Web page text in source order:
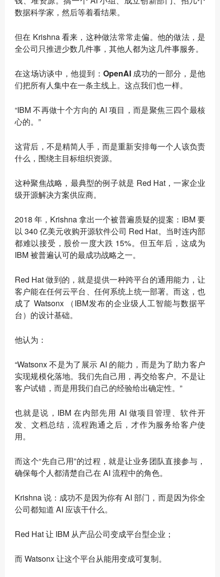
数据科学家，然后等着看结果。
但在 Krishna 看来，这种做法常常走偏。他的做法，是
全公司只推进少数几件事，其他人都为这几件事服务。
在这场访谈中，他提到 ：OpenAI 成功的一部分，是他
们把所有人集中在一条主线上。这点我们也一样。
“IBM 不再做十个方向的 AI 项目，而是聚焦三四个最核
心的。”
这背后，不是精简人手，而是重新安排每一个人该负责
什么，围绕主目标组织资源。
这种聚焦战略，最典型的例子就是 Red Hat，一家企业
级开源解决方案供应商。
2018 年，Krishna 拿出一个被普遍质疑的提案：IBM 要
以 340 亿美元收购开源软件公司 Red Hat。当时连内部
都难以接受，股价一度大跌 15%。但五年后，这成为
IBM 被普遍认可的最成功战略之一。
Red Hat 做到的，就是提供一种跨平台的通用能力，让
客户能在任何云平台、任何系统上统一部署。而这，也
成了 Watsonx （IBM发布的企业级人工智能与数据平
台）的设计基础。
他认为：
“Watsonx 不是为了展示 AI 的能力，而是为了助力客户
实现规模化落地。我们先自己用，再交给客户。不是让
客户试错，而是用我们自己的经验给出确定性。”
也就是说，IBM 在内部先用 AI 做项目管理、软件开
发、文档总结，流程跑通之后，才作为服务给客户使
用。
而这个“先自己用”的过程，就是让业务团队直接参与，
确保每个人都清楚自己在 AI 流程中的角色。
Krishna 说：成功不是因为你有 AI 部门，而是因为你全
公司都知道 AI 应该干什么。
Red Hat 让 IBM 从产品公司变成平台型企业；
而 Watsonx 让这个平台从能用变成可复制。